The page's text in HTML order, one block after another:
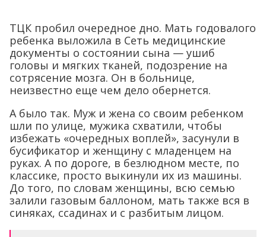
ТЦК пробил очередное дно. Мать годовалого
ребенка выложила в Сеть медицинские
документы о состоянии сына — ушиб
головы и мягких тканей, подозрение на
сотрясение мозга. Он в больнице,
неизвестно еще чем дело обернется.
А было так. Муж и жена со своим ребенком
шли по улице, мужика схватили, чтобы
избежать «очередных воплей», засунули в
бусификатор и женщину с младенцем на
руках. А по дороге, в безлюдном месте, по
классике, просто выкинули их из машины.
До того, по словам женщины, всю семью
залили газовым баллоном, мать также вся в
синяках, ссадинах и с разбитым лицом.